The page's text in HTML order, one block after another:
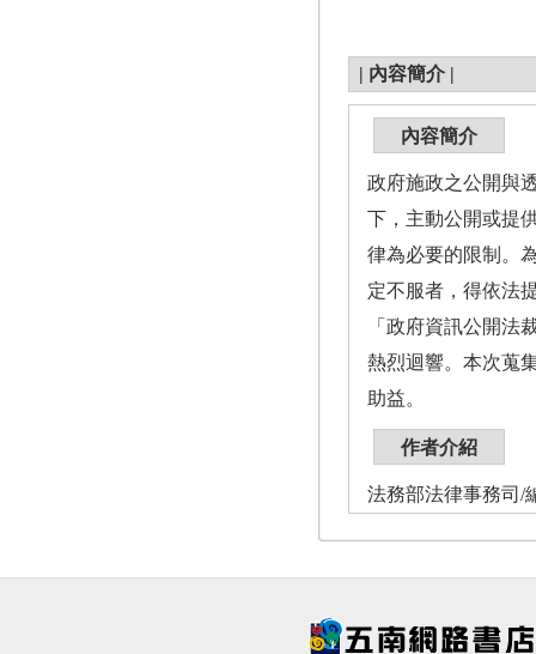
| 內容簡介 |
內容簡介
政府施政之公開與
下，主動公開或提
律為必要的限制。
定不服者，得依法
「政府資訊公開法
熱烈迴響。本次蒐
助益。
作者介紹
法務部法律事務司/